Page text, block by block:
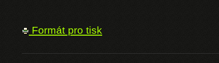
Formát pro tisk